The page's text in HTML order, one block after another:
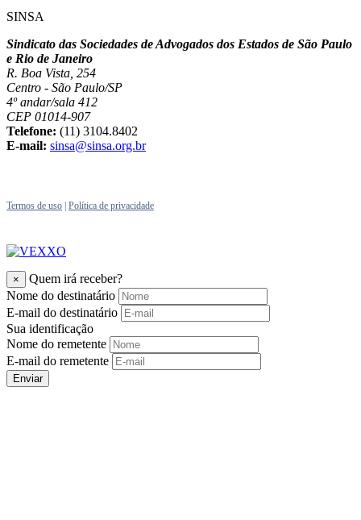
SINSA
Sindicato das Sociedades de Advogados dos Estados de São Paulo
e Rio de Janeiro
R. Boa Vista, 254
Centro - São Paulo/SP
4º andar/sala 412
CEP 01014-907
Telefone: (11) 3104.8402
E-mail: sinsa@sinsa.org.br
Termos de uso Política de privacidade
×
Quem irá receber?
Nome do destinatário
E-mail do destinatário
Sua identificação
Nome do remetente
E-mail do remetente
Enviar